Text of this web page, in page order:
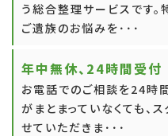
う総合整理サービスです
ご遺族のお悩みを･･･
年中無休、24時間受付
お電話でのご相談を24時
がまとまっていなくても、
せていただきま･･･